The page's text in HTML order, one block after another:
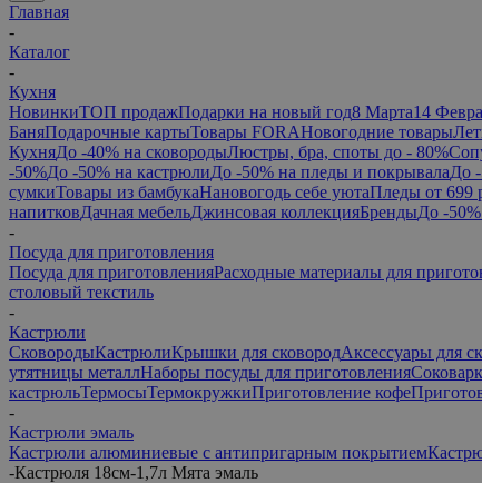
Главная
-
Каталог
-
Кухня
НовинкиТОП продажПодарки на новый год8 Марта14
БаняПодарочные картыТовары FORAНовогодние товары
КухняДо -40% на сковородыЛюстры, бра, споты до - 80%
-50%До -50% на кастрюлиДо -50% на пледы и покрывалаДо
сумкиТовары из бамбукаНановогодь себе уютаПледы от 699
напитковДачная мебельДжинсовая коллекцияБрендыДо -
-
Посуда для приготовления
Посуда для приготовленияРасходные материалы для
столовый текстиль
-
Кастрюли
СковородыКастрюлиКрышки для сковородАксессуары для
утятницы металлНаборы посуды для приготовления
кастрюльТермосыТермокружкиПриготовление кофе
-
Кастрюли эмаль
Кастрюли алюминиевые с антипригарным покрытием
-Кастрюля 18см-1,7л Мята эмаль